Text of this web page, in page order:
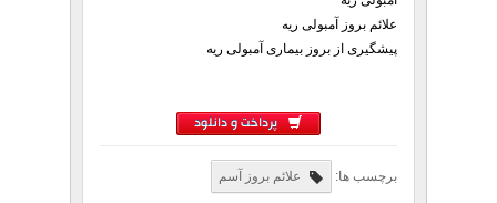
علائم بروز آمبولی ریه
پیشگیری از بروز بیماری آمبولی ریه
پرداخت و دانلود
برچسب ها: علائم بروز آسم